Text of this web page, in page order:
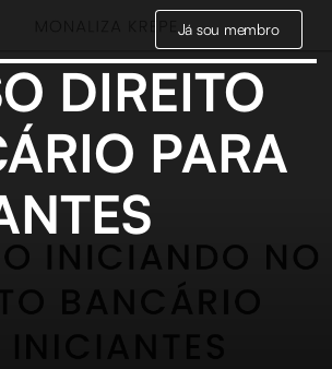
Já sou membro
DIREITO
PARA